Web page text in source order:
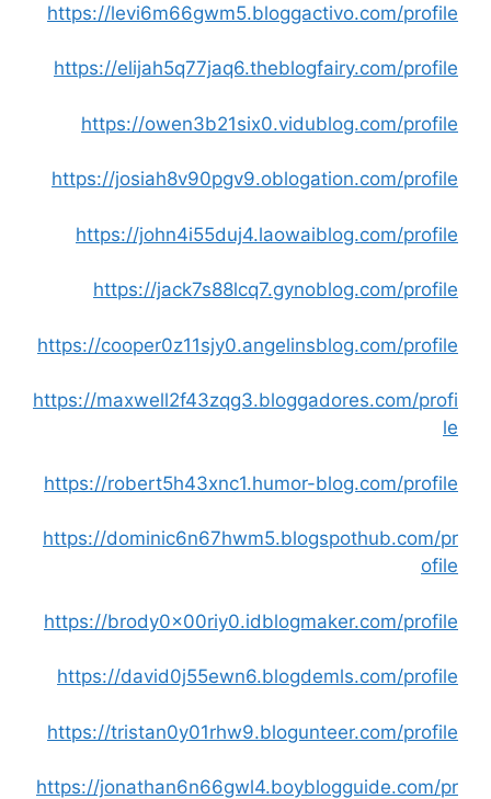
https://levi6m66gwm5.bloggactivo.com/profile
https://elijah5q77jaq6.theblogfairy.com/profile
https://owen3b21six0.vidublog.com/profile
https://josiah8v90pgv9.oblogation.com/profile
https://john4i55duj4.laowaiblog.com/profile
https://jack7s88lcq7.gynoblog.com/profile
https://cooper0z11sjy0.angelinsblog.com/profile
https://maxwell2f43zqg3.bloggadores.com/profi
le
https://robert5h43xnc1.humor-blog.com/profile
https://dominic6n67hwm5.blogspothub.com/pr
ofile
https://brody0x00riy0.idblogmaker.com/profile
https://david0j55ewn6.blogdemls.com/profile
https://tristan0y01rhw9.blogunteer.com/profile
https://jonathan6n66gwl4.boyblogguide.com/pr